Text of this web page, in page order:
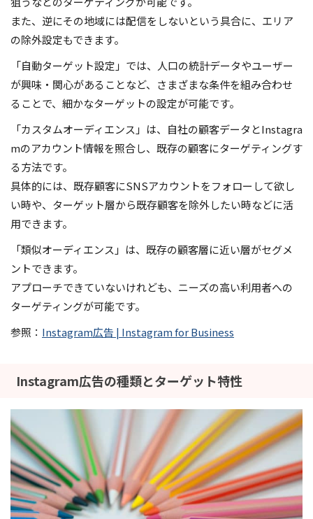
また、逆にその地域には配信をしないという具合に、エリア
の除外設定もできます。
「自動ターゲット設定」では、人口の統計データやユーザー
が興味・関心があることなど、さまざまな条件を組み合わせ
ることで、細かなターゲットの設定が可能です。
「カスタムオーディエンス」は、自社の顧客データとInstagra
mのアカウント情報を照合し、既存の顧客にターゲティングす
る方法です。
具体的には、既存顧客にSNSアカウントをフォローして欲し
い時や、ターゲット層から既存顧客を除外したい時などに活
用できます。
「類似オーディエンス」は、既存の顧客層に近い層がセグメ
ントできます。
アプローチできていないけれども、ニーズの高い利用者への
ターゲティングが可能です。
参照： Instagram広告 | Instagram for Business
Instagram広告の種類とターゲット特性